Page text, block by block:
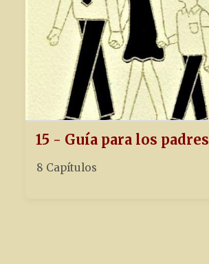
15 - Guía para los padres
8 Capítulos